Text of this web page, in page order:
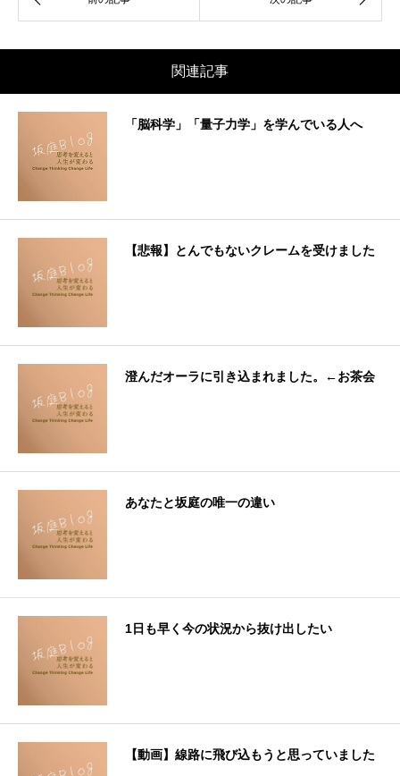
関連記事
「脳科学」「量子力学」を学んでいる人へ
【悲報】とんでもないクレームを受けました
澄んだオーラに引き込まれました。←お茶会
あなたと坂庭の唯一の違い
1日も早く今の状況から抜け出したい
【動画】線路に飛び込もうと思っていました